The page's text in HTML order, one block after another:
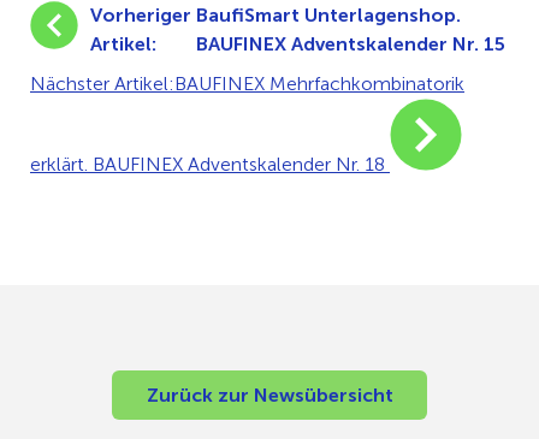
Vorheriger
Artikel:
BaufiSmart Unterlagenshop.
BAUFINEX Adventskalender Nr. 15
Nächster Artikel:BAUFINEX Mehrfachkombinatorik
erklärt. BAUFINEX Adventskalender Nr. 18
Zurück zur Newsübersicht